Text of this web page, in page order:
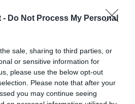
- Do Not Process My Personal
sale, sharing to third parties, or
or sensitive information for
please use the below opt-out
Please note that after your
you may continue seeing
por treinta en pocas
un gran agujero para el
sufrió una caída del valor de
50%. El éxito de la